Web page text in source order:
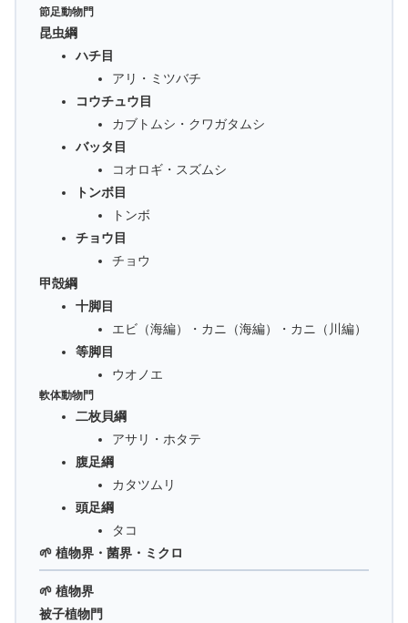
節足動物門
昆虫綱
ハチ目
アリ・ミツバチ
コウチュウ目
カブトムシ・クワガタムシ
バッタ目
コオロギ・スズムシ
トンボ目
トンボ
チョウ目
チョウ
甲殻綱
十脚目
エビ（海編）・カニ（海編）・カニ（川編）
等脚目
ウオノエ
軟体動物門
二枚貝綱
アサリ・ホタテ
腹足綱
カタツムリ
頭足綱
タコ
🌱 植物界・菌界・ミクロ
🌱 植物界
被子植物門